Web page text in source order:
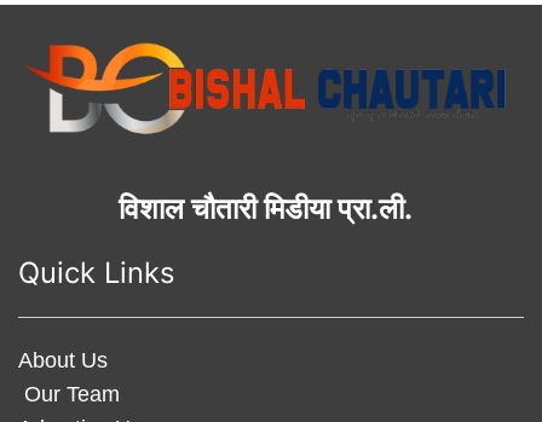
विशाल चौतारी मिडीया प्रा.ली.
Quick Links
About Us
Our Team